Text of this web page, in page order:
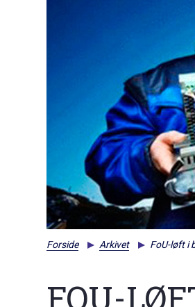
Forside Arkivet FoU-løft i
FOU-